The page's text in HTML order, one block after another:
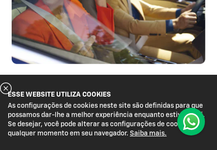
Um novo jeito de comprar seu 0KM
Aqui, você pode conhecer novos modelos de carros
ESSE WEBSITE UTILIZA COOKIES
As configurações de cookies neste site são definidas para que
possamos dar-lhe a melhor experiência enquanto estiver aqui.
Se desejar, você pode alterar as configurações de cookies a
qualquer momento em seu navegador. Saiba mais.